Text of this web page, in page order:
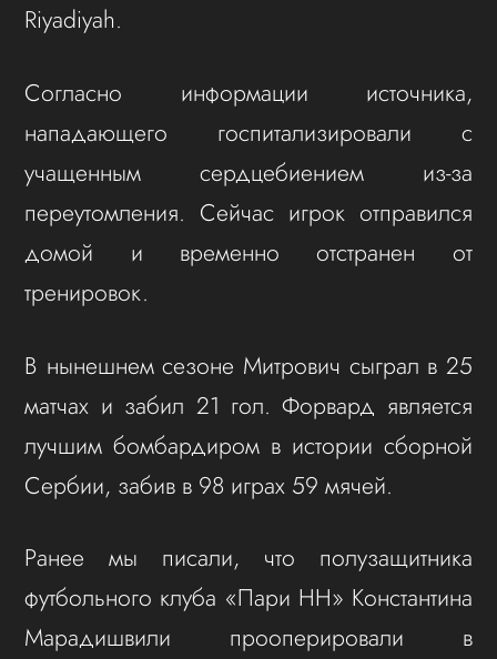
Riyadiyah.
Согласно информации источника,
нападающего госпитализировали с
учащенным сердцебиением из-за
переутомления. Сейчас игрок отправился
домой и временно отстранен от
тренировок.
В нынешнем сезоне Митрович сыграл в 25
матчах и забил 21 гол. Форвард является
лучшим бомбардиром в истории сборной
Сербии, забив в 98 играх 59 мячей.
Ранее мы писали, что полузащитника
футбольного клуба «Пари НН» Константина
Марадишвили прооперировали в